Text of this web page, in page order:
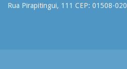
Rua Pirapitingui, 111 CEP: 01508-020